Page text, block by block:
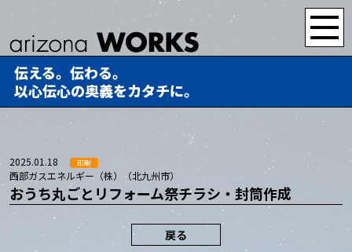
伝える。伝わる。
以心伝心の奥義をカタチに。
2025.01.18 印刷
西部ガスエネルギー（株）（北九州市）
おうち丸ごとリフォーム祭チラシ・封筒作成
戻る